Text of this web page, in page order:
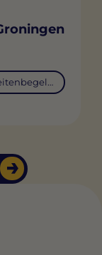
MBO richting zorg, welzijn of activiteitenbegeleiding